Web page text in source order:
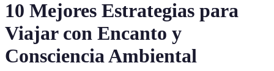
10 Mejores Estrategias para
Viajar con Encanto y
Consciencia Ambiental